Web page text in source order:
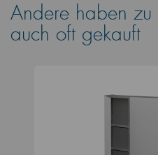
Andere haben zu
auch oft gekauft